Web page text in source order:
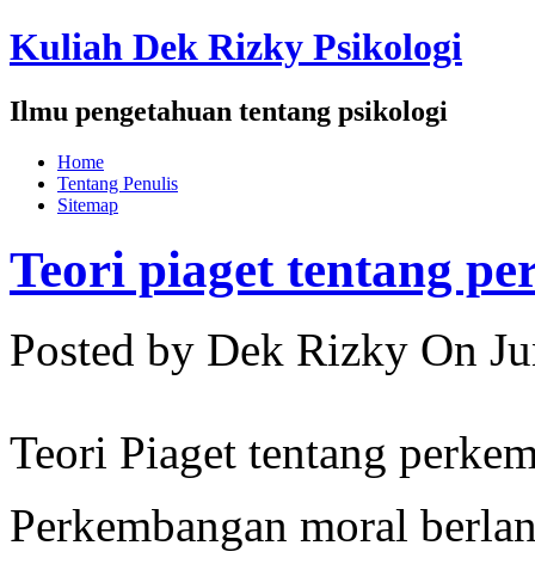
Kuliah Dek Rizky Psikologi
Ilmu pengetahuan tentang psikologi
Home
Tentang Penulis
Sitemap
Teori piaget tentang
Posted by Dek Rizky On
Teori Piaget tentang
Perkembangan moral